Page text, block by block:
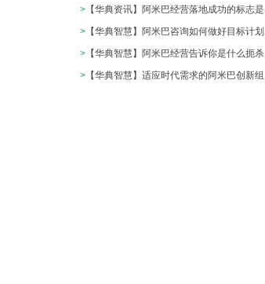
> 【华典资讯】阿米巴经营落地成功的标志是..
> 【华典智慧】阿米巴咨询如何做好目标计划..
> 【华典智慧】阿米巴经营告诉你是什么扼杀..
> 【华典智慧】适应时代需求的阿米巴创新组..